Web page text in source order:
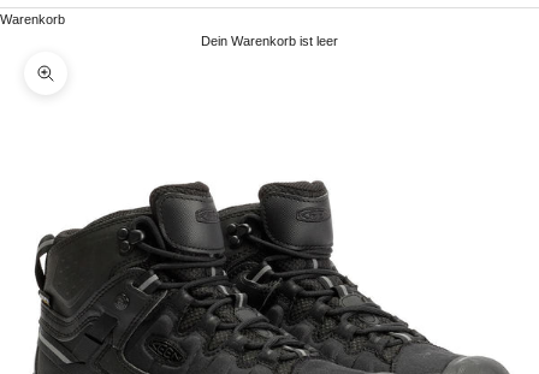
Warenkorb
Dein Warenkorb ist leer
Bild vergrößern